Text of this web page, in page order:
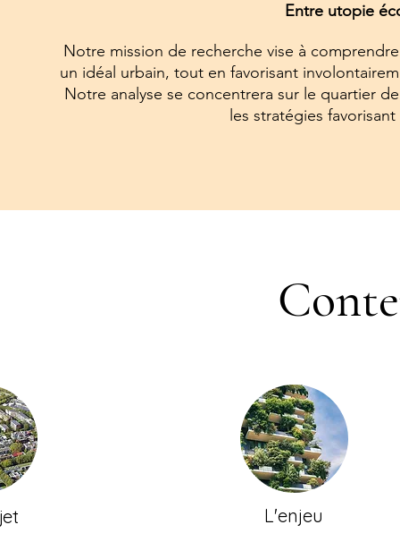
Entre utopie
Notre mission de recherche vise à
un idéal urbain, tout en favorisant
Notre analyse se concentrera sur le quartier
les stratégies
L'enjeu